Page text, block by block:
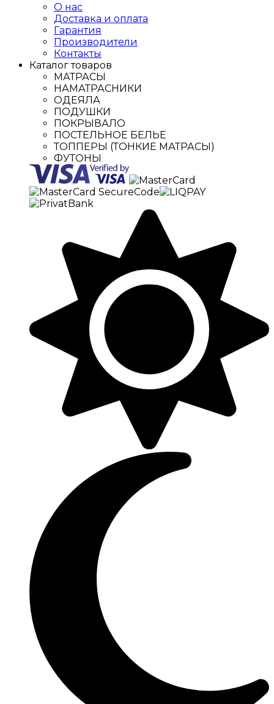
О нас
Доставка и оплата
Гарантия
Производители
Контакты
Каталог товаров
МАТРАСЫ
НАМАТРАСНИКИ
ОДЕЯЛА
ПОДУШКИ
ПОКРЫВАЛО
ПОСТЕЛЬНОЕ БЕЛЬЕ
ТОППЕРЫ (ТОНКИЕ МАТРАСЫ)
ФУТОНЫ